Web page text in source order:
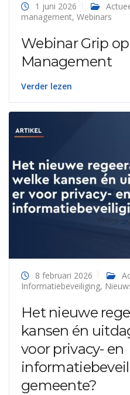
1 juni 2026
management, Webinars
Webinar Grip
Management
Verder lezen
8 februari 2026
Informatiebeveiliging,
Het nieuwe
kansen én
voor privacy- en
gemeente?